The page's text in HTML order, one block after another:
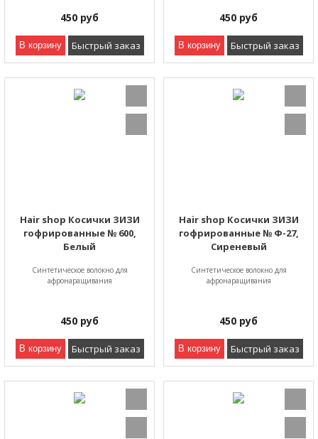
450 руб
В корзину Быстрый заказ
450 руб
В корзину Быстрый заказ
Hair shop Косички ЗИЗИ
гофрированные № 600,
Белый
Синтетическое волокно для
афронаращивания
450 руб
В корзину Быстрый заказ
Hair shop Косички ЗИЗИ
гофрированные № Ф-27,
Сиреневый
Синтетическое волокно для
афронаращивания
450 руб
В корзину Быстрый заказ